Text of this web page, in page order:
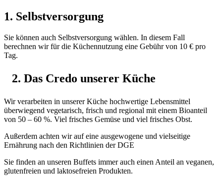
1. Selbstversorgung
Sie können auch Selbstversorgung wählen. In diesem Fall
berechnen wir für die Küchennutzung eine Gebühr von 10 € pro
Tag.
Das Credo unserer Küche
Wir verarbeiten in unserer Küche hochwertige Lebensmittel
überwiegend vegetarisch, frisch und regional mit einem Bioanteil
von 50 – 60 %. Viel frisches Gemüse und viel frisches Obst.
Außerdem achten wir auf eine ausgewogene und vielseitige
Ernährung nach den Richtlinien der DGE
Sie finden an unseren Buffets immer auch einen Anteil an veganen,
glutenfreien und laktosefreien Produkten.